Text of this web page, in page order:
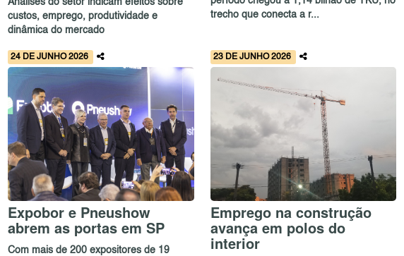
Análises do setor indicam efeitos sobre
custos, emprego, produtividade e
dinâmica do mercado
trecho que conecta a r...
24 DE JUNHO 2026
Expobor e Pneushow
abrem as portas em SP
Com mais de 200 expositores de 19
23 DE JUNHO 2026
Emprego na construção
avança em polos do
interior